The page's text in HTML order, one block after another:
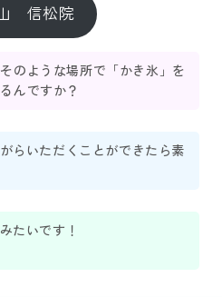
信松院
のような場所で「かき氷」を
んですか？
らいただくことができたら素
たいです！